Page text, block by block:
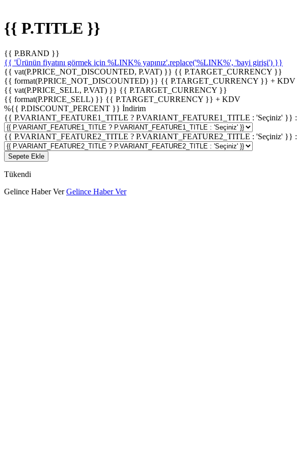
{{ P.TITLE }}
{{ P.BRAND }}
{{ 'Ürünün fiyatını görmek için %LINK% yapınız'.replace('%LINK%', 'bayi girişi') }}
{{ vat(P.PRICE_NOT_DISCOUNTED, P.VAT) }} {{ P.TARGET_CURRENCY }}
{{ format(P.PRICE_NOT_DISCOUNTED) }} {{ P.TARGET_CURRENCY }} + KDV
{{ vat(P.PRICE_SELL, P.VAT) }} {{ P.TARGET_CURRENCY }}
{{ format(P.PRICE_SELL) }} {{ P.TARGET_CURRENCY }} + KDV
%{{ P.DISCOUNT_PERCENT }} İndirim
{{ P.VARIANT_FEATURE1_TITLE ? P.VARIANT_FEATURE1_TITLE : 'Seçiniz' }} :
{{ P.VARIANT_FEATURE2_TITLE ? P.VARIANT_FEATURE2_TITLE : 'Seçiniz' }} :
Sepete Ekle
Tükendi
Gelince Haber Ver Gelince Haber Ver